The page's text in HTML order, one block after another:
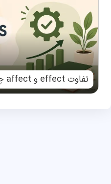
تفاوت effect و affect چیست؟